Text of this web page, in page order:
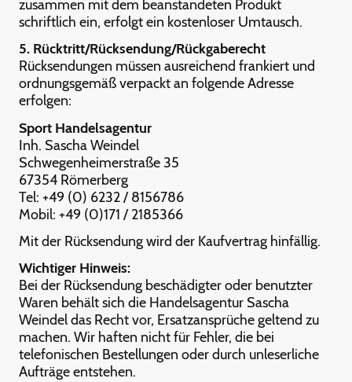
zusammen mit dem beanstandeten Produkt
schriftlich ein, erfolgt ein kostenloser Umtausch.
5. Rücktritt/Rücksendung/Rückgaberecht
Rücksendungen müssen ausreichend frankiert und
ordnungsgemäß verpackt an folgende Adresse
erfolgen:
Sport Handelsagentur
Inh. Sascha Weindel
Schwegenheimerstraße 35
67354 Römerberg
Tel: +49 (0) 6232 / 8156786
Mobil: +49 (0)171 / 2185366
Mit der Rücksendung wird der Kaufvertrag hinfällig.
Wichtiger Hinweis:
Bei der Rücksendung beschädigter oder benutzter
Waren behält sich die Handelsagentur Sascha
Weindel das Recht vor, Ersatzansprüche geltend zu
machen. Wir haften nicht für Fehler, die bei
telefonischen Bestellungen oder durch unleserliche
Aufträge entstehen.